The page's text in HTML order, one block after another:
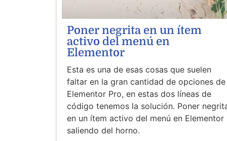
Poner negrita en un ítem
activo del menú en
Elementor
Esta es una de esas cosas que suelen
faltar en la gran cantidad de opciones de
Elementor Pro, en estas dos líneas de
código tenemos la solución. Poner
en un ítem activo del menú en Elementor
saliendo del horno.